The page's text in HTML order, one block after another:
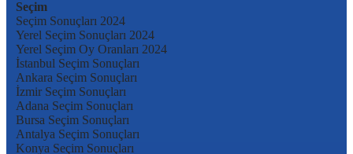
Seçim
Seçim Sonuçları 2024
Yerel Seçim Sonuçları 2024
Yerel Seçim Oy Oranları 2024
İstanbul Seçim Sonuçları
Ankara Seçim Sonuçları
İzmir Seçim Sonuçları
Adana Seçim Sonuçları
Bursa Seçim Sonuçları
Antalya Seçim Sonuçları
Konya Seçim Sonuçları